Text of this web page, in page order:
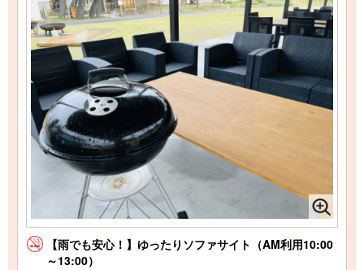
【雨でも安心！】ゆったりソファサイト（AM利用10:00
～13:00）